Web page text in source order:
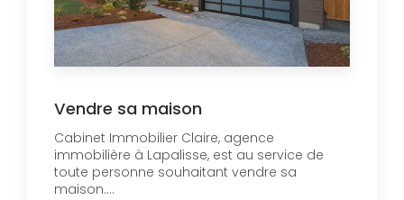
Vendre sa maison
Cabinet Immobilier Claire, agence
immobilière à Lapalisse, est au service de
toute personne souhaitant vendre sa
maison....